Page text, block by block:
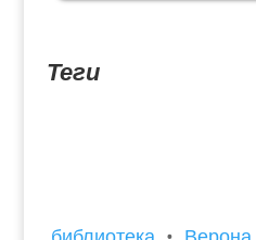
была из знатнейшего
Теги